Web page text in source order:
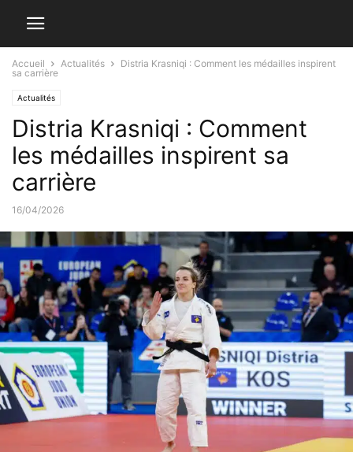
Accueil Actualités
Distria Krasniqi : Comment les médailles inspirent
sa carrière
Actualités
Distria Krasniqi : Comment
les médailles inspirent sa
carrière
16/04/2026